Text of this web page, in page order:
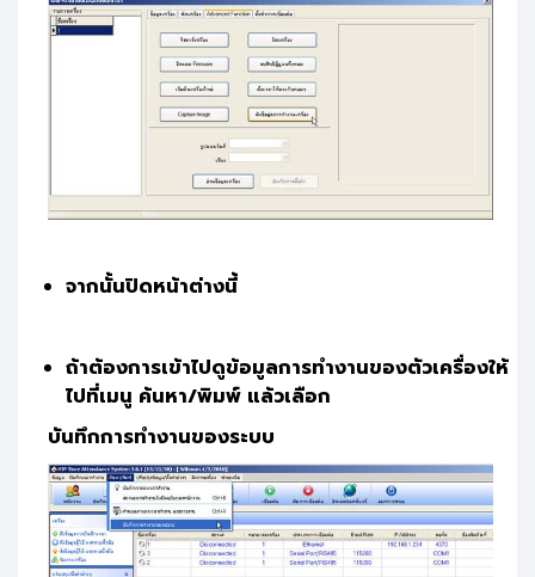
จากนั้นปิดหน้าต่างนี้
ถ้าต้องการเข้าไปดูข้อมูลการทำงานของตัวเครื่องให้
ไปที่เมนู ค้นหา/พิมพ์ แล้วเลือก
บันทึกการทำงานของระบบ